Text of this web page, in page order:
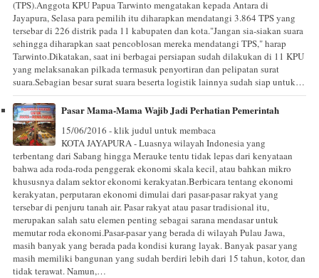
(TPS).Anggota KPU Papua Tarwinto mengatakan kepada Antara di
Jayapura, Selasa para pemilih itu diharapkan mendatangi 3.864 TPS yang
tersebar di 226 distrik pada 11 kabupaten dan kota."Jangan sia-siakan suara
sehingga diharapkan saat pencoblosan mereka mendatangi TPS," harap
Tarwinto.Dikatakan, saat ini berbagai persiapan sudah dilakukan di 11 KPU
yang melaksanakan pilkada termasuk penyortiran dan pelipatan surat
suara.Sebagian besar surat suara beserta logistik lainnya sudah siap untuk…
Pasar Mama-Mama Wajib Jadi Perhatian Pemerintah
15/06/2016 - klik judul untuk membaca
KOTA JAYAPURA - Luasnya wilayah Indonesia yang
terbentang dari Sabang hingga Merauke tentu tidak lepas dari kenyataan
bahwa ada roda-roda penggerak ekonomi skala kecil, atau bahkan mikro
khususnya dalam sektor ekonomi kerakyatan.Berbicara tentang ekonomi
kerakyatan, perputaran ekonomi dimulai dari pasar-pasar rakyat yang
tersebar di penjuru tanah air. Pasar rakyat atau pasar tradisional itu,
merupakan salah satu elemen penting sebagai sarana mendasar untuk
memutar roda ekonomi.Pasar-pasar yang berada di wilayah Pulau Jawa,
masih banyak yang berada pada kondisi kurang layak. Banyak pasar yang
masih memiliki bangunan yang sudah berdiri lebih dari 15 tahun, kotor, dan
tidak terawat. Namun,…